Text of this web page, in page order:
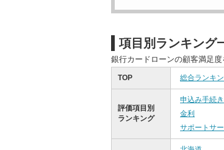
項目別ランキング
銀行カードローンの顧客満足
TOP 総合ランキ
評価項目別
ランキング
申込み手続き
金利
サポートサ